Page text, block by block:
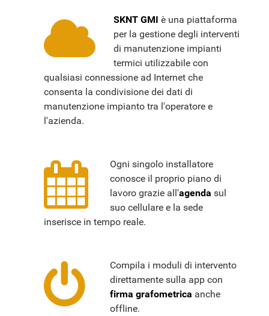
SKNT GMI è una piattaforma
per la gestione degli interventi
di manutenzione impianti
termici utilizzabile con
qualsiasi connessione ad Internet che
consenta la condivisione dei dati di
manutenzione impianto tra l'operatore e
l'azienda.
Ogni singolo installatore
conosce il proprio piano di
lavoro grazie all'agenda sul
suo cellulare e la sede
inserisce in tempo reale.
Compila i moduli di intervento
direttamente sulla app con
firma grafometrica anche
offline.